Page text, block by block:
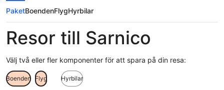
PaketBoendenFlygHyrbilar
Resor till Sarnico
Välj två eller fler komponenter för att spara på din resa:
Boenden Flyg Hyrbilar